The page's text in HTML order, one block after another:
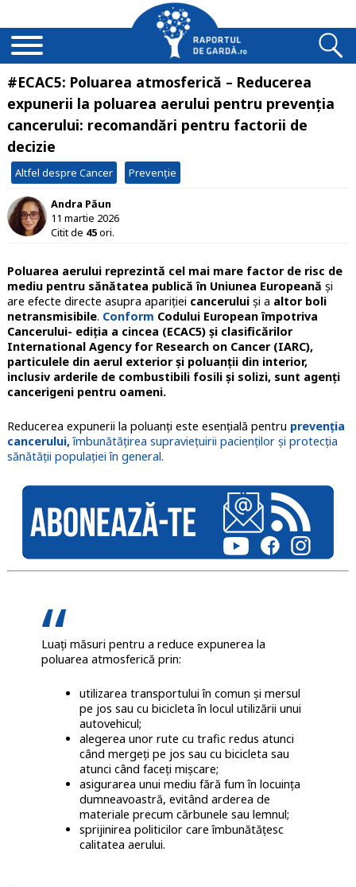
#ECAC5: Poluarea atmosferică – Reducerea
expunerii la poluarea aerului pentru prevenția
cancerului: recomandări pentru factorii de
decizie
Altfel despre Cancer Prevenție
Andra Păun
11 martie 2026
Citit de 45ori.
Poluarea aerului reprezintă cel mai mare factor de risc de
mediu pentru sănătatea publică în Uniunea Europeană și
are efecte directe asupra apariției canceruluiși a altor boli
netransmisibile. Conform Codului European împotriva
Cancerului- ediția a cincea (ECAC5) și clasificărilor
International Agency for Research on Cancer (IARC),
particulele din aerul exterior și poluanții din interior,
inclusiv arderile de combustibili fosili și solizi, sunt agenți
cancerigeni pentru oameni.
Reducerea expunerii la poluanți este esențială pentru prevenția
cancerului,îmbunătățirea supraviețuirii pacienților și protecția
sănătății populației în general.
Luați măsuri pentru a reduce expunerea la
poluarea atmosferică prin:
utilizarea transportului în comun și mersul
pe jos sau cu bicicleta în locul utilizării unui
autovehicul;
alegerea unor rute cu trafic redus atunci
când mergeți pe jos sau cu bicicleta sau
atunci când faceți mișcare;
asigurarea unui mediu fără fum în locuința
dumneavoastră, evitând arderea de
materiale precum cărbunele sau lemnul;
sprijinirea politicilor care îmbunătățesc
calitatea aerului.